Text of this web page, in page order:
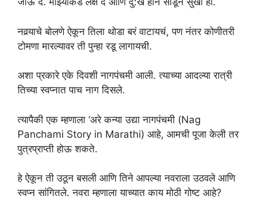
नवर्‍याचे बोलणे ऐकून तिला थोडा बरं वाटायचं, पण नंतर कोणीतरी
टोमणा मारल्यावर ती पुन्हा रडू लागायची.
अशा प्रकारे एके दिवशी नागपंचमी आली. त्याच्या आदल्या रात्री
तिच्या स्वप्नात पाच नाग दिसले.
त्यापैकी एक म्हणाला ‘अरे कन्या उद्या नागपंचमी (Nag
Panchami Story in Marathi) आहे, आमची पूजा केली तर
पुत्रप्राप्ती होऊ शकते.
हे ऐकून ती उठून बसली आणि तिने आपल्या नवराला उठवले आणि
स्वप्न सांगितले. नवरा म्हणाला याच्यात काय मोठी गोष्ट आहे?